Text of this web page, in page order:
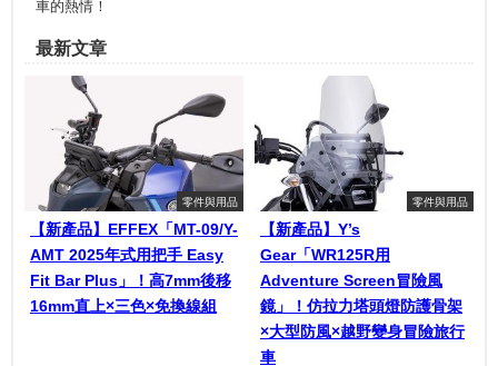
車的熱情！
最新文章
零件與用品
【新產品】EFFEX「MT-09/Y-
AMT 2025年式用把手 Easy
Fit Bar Plus」！高7mm後移
16mm直上×三色×免換線組
零件與用品
【新產品】Y’s
Gear「WR125R用
Adventure Screen冒險風
鏡」！仿拉力塔頭燈防護骨架
×大型防風×越野變身冒險旅行
車